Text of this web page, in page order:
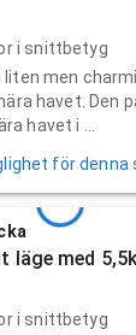
i snittbetyg
men
havet. Den
havet i ...
för
läge med
i snittbetyg